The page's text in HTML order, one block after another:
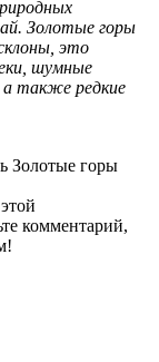
Золотые горы
это
шумные
а также редкие
Золотые горы
комментарий,